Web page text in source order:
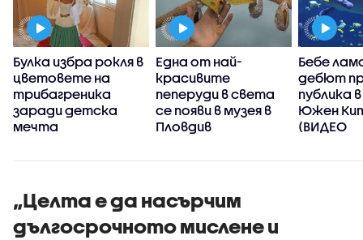
Булка избра рокля в
цветовете на
трибагреника
заради детска
мечта
Една от най-
красивите
пеперуди в света
се появи в музея в
Пловдив
Бебе
дебют
публика
Южен
(ВИДЕО
„Целта е да насърчим
дългосрочното мислене и